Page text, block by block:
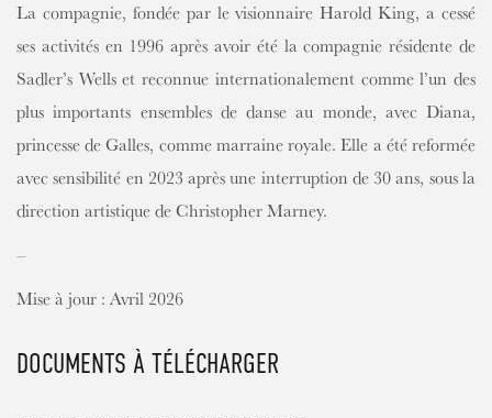
La compagnie, fondée par le visionnaire Harold King, a cessé
ses activités en 1996 après avoir été la compagnie résidente de
Sadler’s Wells et reconnue internationalement comme l’un des
plus importants ensembles de danse au monde, avec Diana,
princesse de Galles, comme marraine royale. Elle a été reformée
avec sensibilité en 2023 après une interruption de 30 ans, sous la
direction artistique de Christopher Marney.
–
Mise à jour : Avril 2026
DOCUMENTS À TÉLÉCHARGER